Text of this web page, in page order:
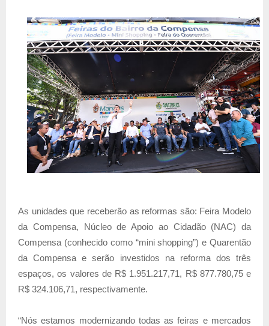
As unidades que receberão as reformas são: Feira Modelo
da Compensa, Núcleo de Apoio ao Cidadão (NAC) da
Compensa (conhecido como “mini shopping”) e Quarentão
da Compensa e serão investidos na reforma dos três
espaços, os valores de R$ 1.951.217,71, R$ 877.780,75 e
R$ 324.106,71, respectivamente.
“Nós estamos modernizando todas as feiras e mercados